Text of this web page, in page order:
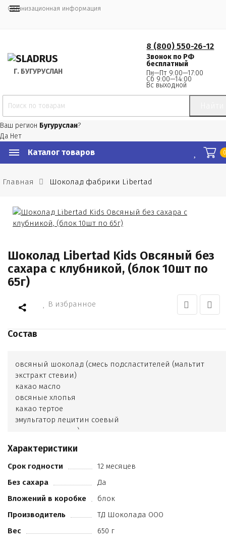
Организационная информация
Г. БУГУРУСЛАН
8 (800) 550-26-12
Звонок по РФ
бесплатный
Пн—Пт 9:00—17:00
Сб 9:00—14:00
Вс выходной
Ваш регион Бугуруслан?
Да Нет
Каталог товаров
Главная Шоколад фабрики Libertad
Шоколад Libertad Kids Овсяный без
сахара с клубникой, (блок 10шт по
65г)
В избранное
Состав
овсяный шоколад (смесь подсластителей (мальтит
экстракт стевии)
какао масло
овсяные хлопья
какао тертое
эмульгатор лецитин соевый
экстракт ванили)
Характеристики
Срок годности
12 месяцев
Без сахара
Да
Вложений в коробке
блок
Производитель
ТД Шоколада ООО
Вес
650 г